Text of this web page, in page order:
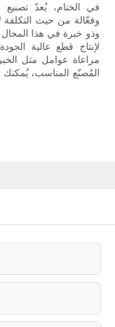
في الختام، يُعدّ تصنيع
وفعّالة من حيث التكلفة
وذو خبرة في هذا
لإنتاج قطع عالية
مراعاة عوامل مثل
المُصنّع المناسب، يُمكنك